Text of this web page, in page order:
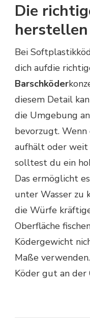
Die
herstellen
Bei
dich aufdie
Barschköder
diesem Detail
die Umgebung
bevorzugt.
aufhält oder
solltest du ein
Das ermöglicht
unter Wasser zu
die Würfe
Oberfläche
Ködergewicht
Maße
Köder gut an der